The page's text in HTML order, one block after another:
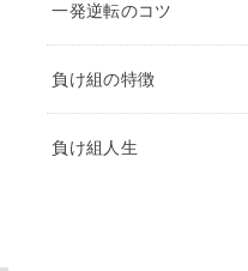
一発逆転のコツ
負け組の特徴
負け組人生